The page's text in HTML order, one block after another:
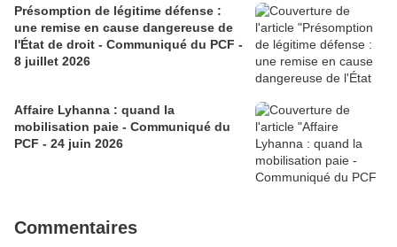
Présomption de légitime défense :
une remise en cause dangereuse de
l'État de droit - Communiqué du PCF -
8 juillet 2026
Affaire Lyhanna : quand la
mobilisation paie - Communiqué du
PCF - 24 juin 2026
Commentaires